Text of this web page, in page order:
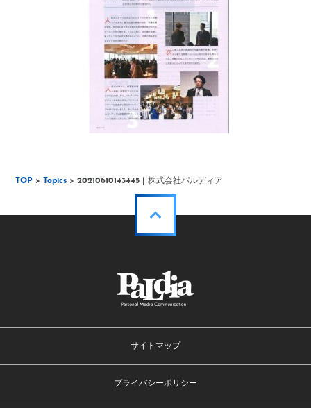
TOP >Topics > 20210610143445 | 株式会社パルディア
サイトマップ
プライバシーポリシー